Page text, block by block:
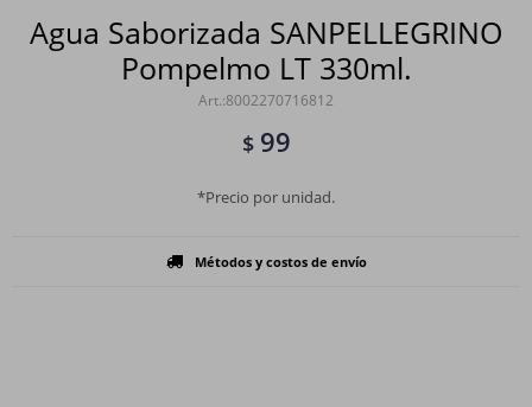
Agua Saborizada SANPELLEGRINO
Pompelmo LT 330ml.
8002270716812
$ 99
*Precio por unidad.
Métodos y costos de envío